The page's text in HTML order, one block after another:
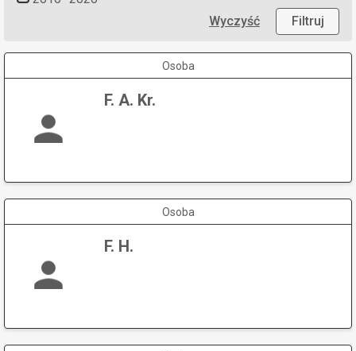
Wyczyść
Filtruj
Osoba
F. A. Kr.
Osoba
F. H.